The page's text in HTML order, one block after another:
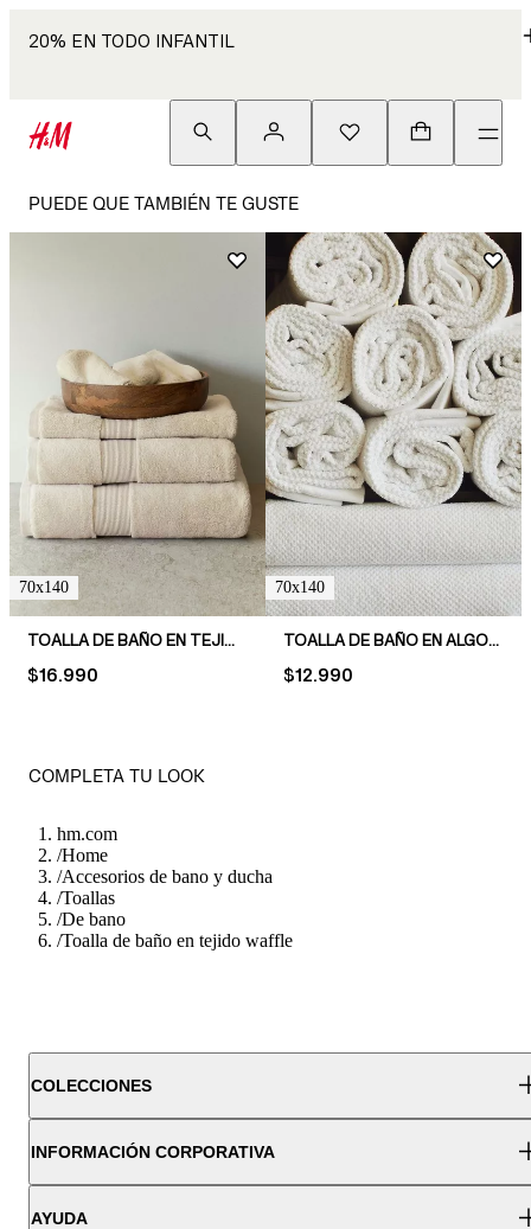
20% EN TODO INFANTIL
PUEDE QUE TAMBIÉN TE GUSTE
70x140
TOALLA DE BAÑO EN TEJIDO TERRY SUAVE
PRICE:
$16.990
70x140
TOALLA DE BAÑO EN ALGODÓN TERRY
PRICE:
$12.990
COMPLETA TU LOOK
hm.com
/Home
/Accesorios de bano y ducha
/Toallas
/De bano
/Toalla de baño en tejido waffle
COLECCIONES
INFORMACIÓN CORPORATIVA
AYUDA